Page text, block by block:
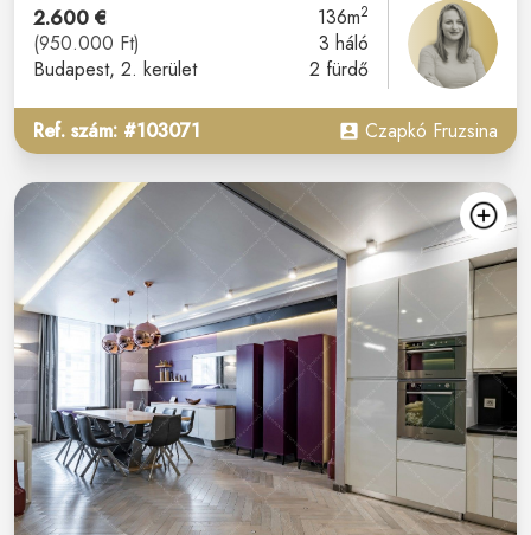
2.600 €
(950.000 Ft)
Budapest, 2. kerület
136m2
3 háló
2 fürdő
Ref. szám: #103071 Czapkó Fruzsina